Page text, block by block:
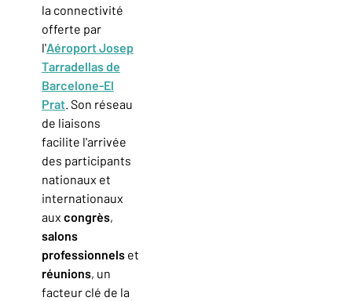
la connectivité
offerte par
l'Aéroport Josep
Tarradellas de
Barcelone-El
Prat. Son réseau
de liaisons
facilite l'arrivée
des participants
nationaux et
internationaux
aux congrès,
salons
professionnels et
réunions, un
facteur clé de la